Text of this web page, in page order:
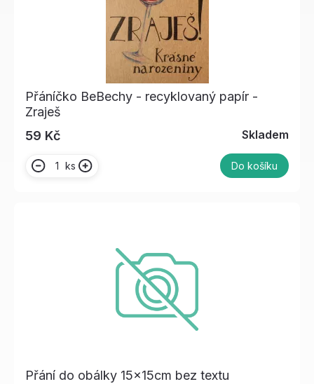
Přáníčko BeBechy - recyklovaný papír -
Zraješ
59 Kč
Skladem
ks Do košíku
Přání do obálky 15x15cm bez textu